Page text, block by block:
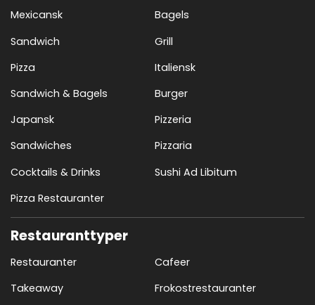
Mexicansk
Bagels
Sandwich
Grill
Pizza
Italiensk
Sandwich & Bagels
Burger
Japansk
Pizzeria
Sandwiches
Pizzaria
Cocktails & Drinks
Sushi Ad Libitum
Pizza Restauranter
Restauranttyper
Restauranter
Cafeer
Takeaway
Frokostrestauranter